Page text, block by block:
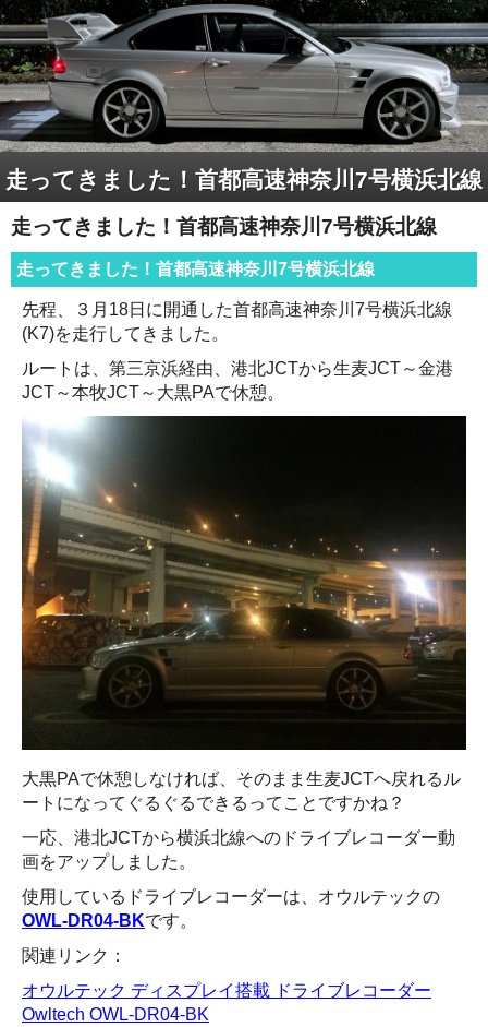
走ってきました！首都高速神奈川7号横浜北線
走ってきました！首都高速神奈川7号横浜北線
走ってきました！首都高速神奈川7号横浜北線
先程、３月18日に開通した首都高速神奈川7号横浜北線
(K7)を走行してきました。
ルートは、第三京浜経由、港北JCTから生麦JCT～金港
JCT～本牧JCT～大黒PAで休憩。
大黒PAで休憩しなければ、そのまま生麦JCTへ戻れるル
ートになってぐるぐるできるってことですかね？
一応、港北JCTから横浜北線へのドライブレコーダー動
画をアップしました。
使用しているドライブレコーダーは、オウルテックの
OWL-DR04-BKです。
関連リンク：
オウルテック ディスプレイ搭載 ドライブレコーダー
Owltech OWL-DR04-BK